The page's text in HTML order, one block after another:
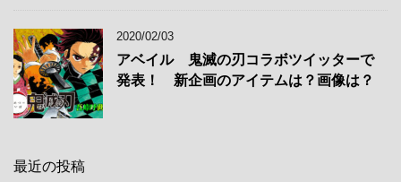
2020/02/03
アベイル 鬼滅の刃コラボツイッターで
発表！ 新企画のアイテムは？画像は？
最近の投稿